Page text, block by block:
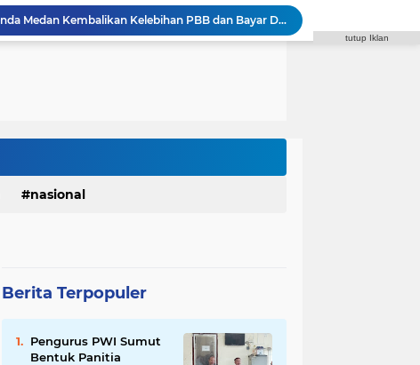
Godfried Minta Bapenda Medan Kembalikan Kelebihan PBB dan Bayar Denda kepada Wajib Pajak
Polrestabes Medan Terima Audiensi DPC Angkatan Muda Sisingamangaraja XII, Perkuat Sinergitas Jaga Kamtibmas
nasional
Berita Terpopuler
Pengurus PWI Sumut
Bentuk Panitia
tutup Iklan